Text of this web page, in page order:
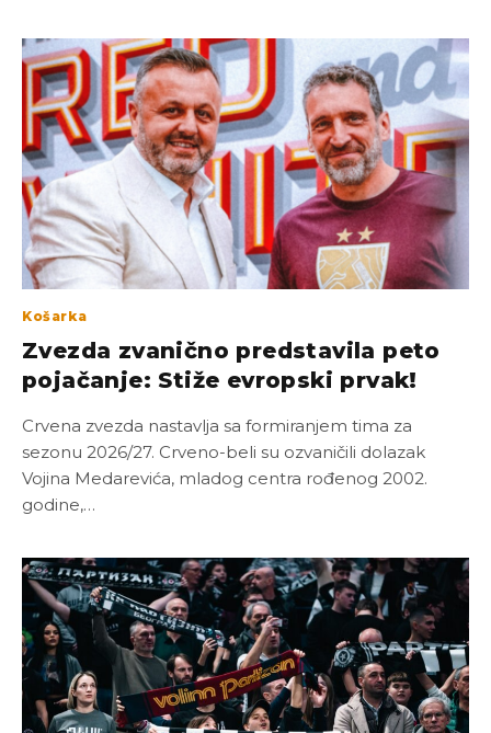
Košarka
Zvezda zvanično predstavila peto
pojačanje: Stiže evropski prvak!
Crvena zvezda nastavlja sa formiranjem tima za
sezonu 2026/27. Crveno-beli su ozvaničili dolazak
Vojina Medarevića, mladog centra rođenog 2002.
godine,…